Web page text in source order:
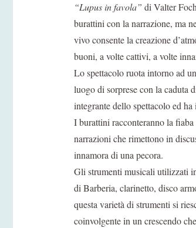
“Lupus in favola” di Valter
burattini con la narrazione, ma
vivo consente la creazione
buoni, a volte cattivi, a volte
Lo spettacolo ruota intorno ad
luogo di sorprese con la caduta
integrante dello spettacolo ed
I burattini racconteranno la fiaba
narrazioni che rimettono in
innamora di una pecora.
Gli strumenti musicali utilizzati
di Barberia, clarinetto, disco
questa varietà di strumenti si
coinvolgente in un crescendo